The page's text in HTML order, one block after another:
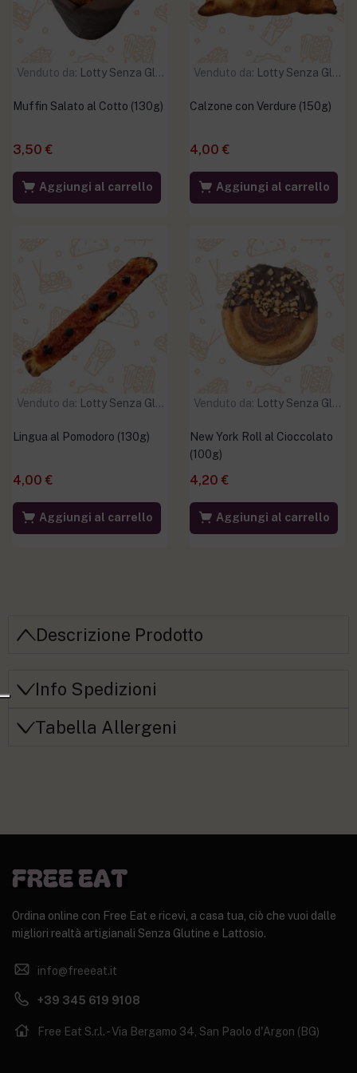
Venduto da: Lotty Senza Glutine
Muffin Salato al Cotto (130g)
3,50 €
Aggiungi al carrello
Venduto da: Lotty Senza Glutine
Calzone con Verdure (150g)
4,00 €
Aggiungi al carrello
Venduto da: Lotty Senza Glutine
Lingua al Pomodoro (130g)
4,00 €
Aggiungi al carrello
Venduto da: Lotty Senza Glutine
New York Roll al Cioccolato
(100g)
4,20 €
Aggiungi al carrello
Descrizione Prodotto
Info Spedizioni
Tabella Allergeni
Ordina online con Free Eat e ricevi, a casa tua, ciò che vuoi dalle
migliori realtà artigianali Senza Glutine e Lattosio.
info@freeeat.it
+39 345 619 9108
Free Eat S.r.l. - Via Bergamo 34, San Paolo d'Argon (BG)